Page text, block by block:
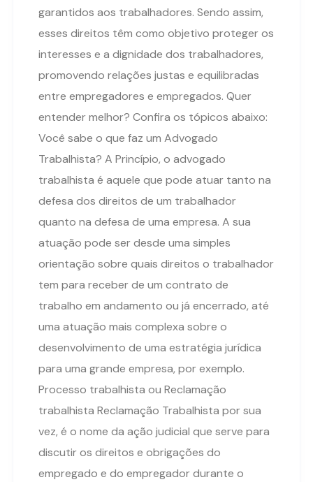
garantidos aos trabalhadores. Sendo assim,
esses direitos têm como objetivo proteger os
interesses e a dignidade dos trabalhadores,
promovendo relações justas e equilibradas
entre empregadores e empregados. Quer
entender melhor? Confira os tópicos abaixo:
Você sabe o que faz um Advogado
Trabalhista? A Princípio, o advogado
trabalhista é aquele que pode atuar tanto na
defesa dos direitos de um trabalhador
quanto na defesa de uma empresa. A sua
atuação pode ser desde uma simples
orientação sobre quais direitos o trabalhador
tem para receber de um contrato de
trabalho em andamento ou já encerrado, até
uma atuação mais complexa sobre o
desenvolvimento de uma estratégia jurídica
para uma grande empresa, por exemplo.
Processo trabalhista ou Reclamação
trabalhista Reclamação Trabalhista por sua
vez, é o nome da ação judicial que serve para
discutir os direitos e obrigações do
empregado e do empregador durante o